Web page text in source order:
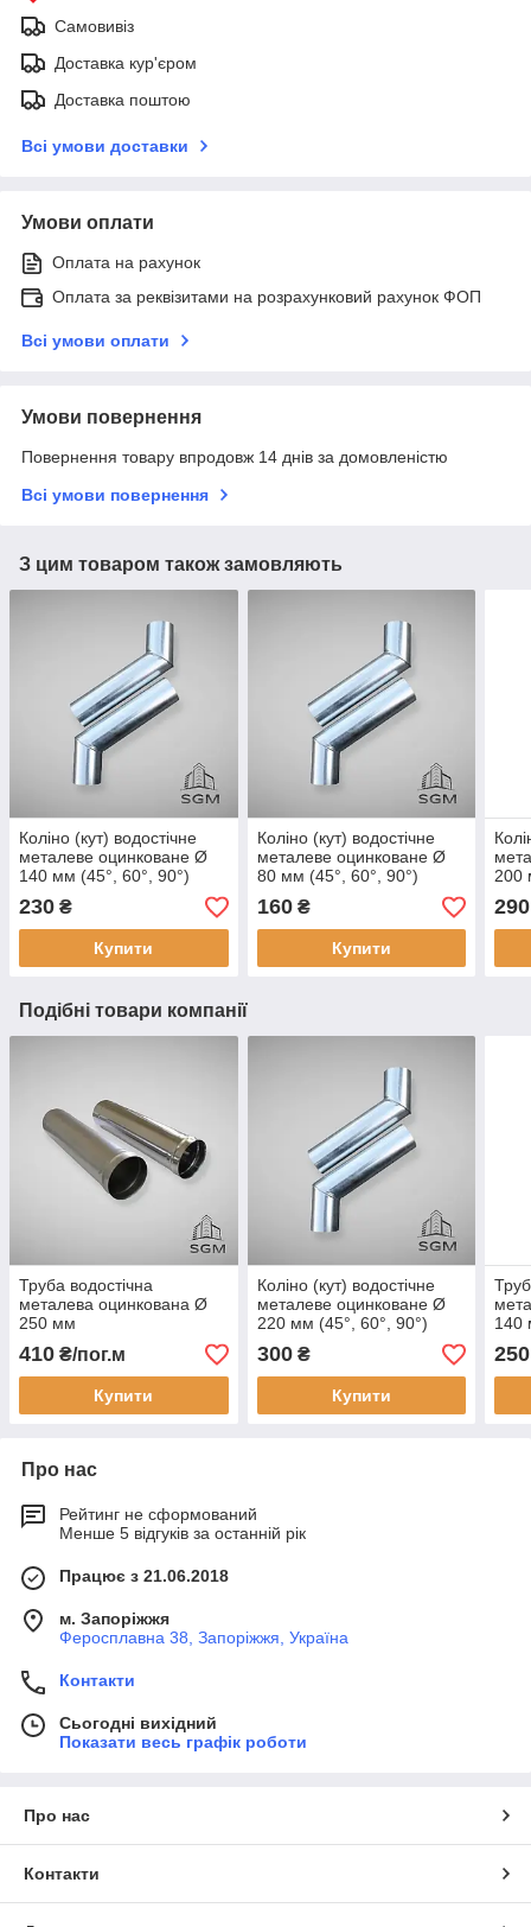
Самовивіз
Доставка кур'єром
Доставка поштою
Всі умови доставки
Умови оплати
Оплата на рахунок
Оплата за реквізитами на розрахунковий рахунок ФОП
Всі умови оплати
Умови повернення
Повернення товару впродовж 14 днів за домовленістю
Всі умови повернення
З цим товаром також замовляють
Коліно (кут) водостічне
металеве оцинковане Ø
140 мм (45°, 60°, 90°)
230 ₴
Купити
Коліно (кут) водостічне
металеве оцинковане Ø
80 мм (45°, 60°, 90°)
160₴
Купити
200
290
Подібні товари компанії
Труба водостічна
металева оцинкована Ø
250 мм
410 ₴/пог.м
Купити
Коліно (кут) водостічне
металеве оцинковане Ø
220 мм (45°, 60°, 90°)
300₴
Купити
140
250
Про нас
Рейтинг не сформований
Менше 5 відгуків за останній рік
Працює з 21.06.2018
м. Запоріжжя
Феросплавна 38, Запоріжжя, Україна
Контакти
Сьогодні вихідний
Показати весь графік роботи
Про нас
Контакти